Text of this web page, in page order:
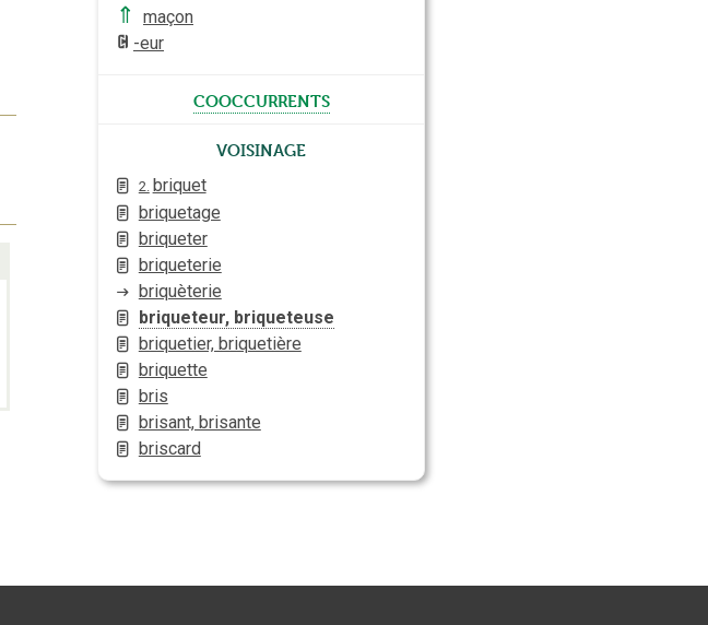
⇑
maçon
-eur
cooccurrents
Voisinage
2. briquet
briquetage
briqueter
briqueterie
briquèterie
briqueteur, briqueteuse
briquetier, briquetière
briquette
bris
brisant, brisante
briscard